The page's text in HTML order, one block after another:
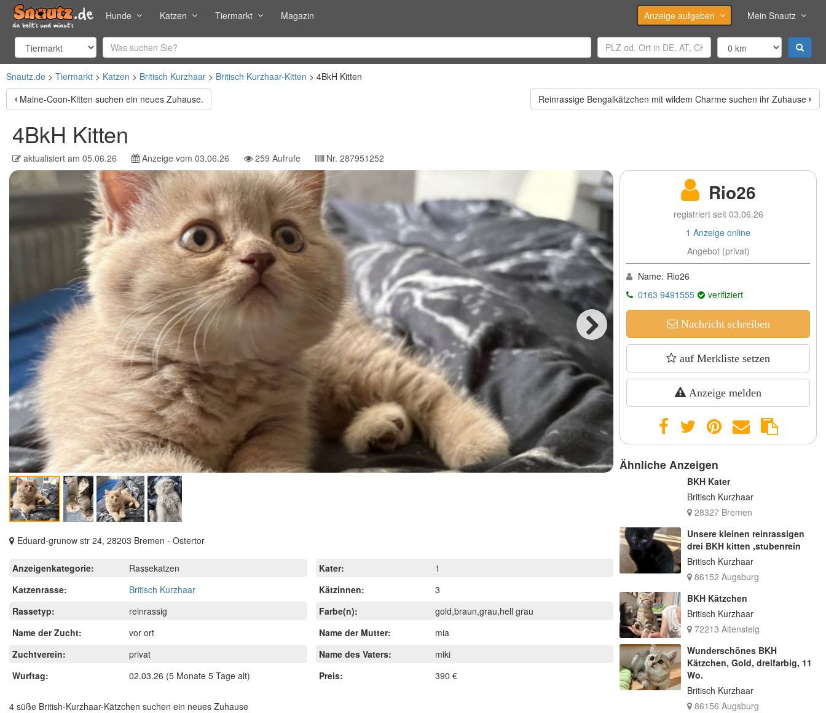
Hunde Katzen Tiermarkt Magazin Anzeige aufgeben Mein Snautz
Snautz.de Tiermarkt Katzen Britisch Kurzhaar Britisch Kurzhaar-Kitten
4BkH Kitten
Maine-Coon-Kitten suchen ein neues Zuhause.
Reinrassige Bengalkätzchen mit wildem Charme suchen ihr Zuhause
4BkH Kitten
aktualisiert am 05.06.26 Anzeige vom 03.06.26 259 Aufrufe Nr. 287951252
Next
Eduard-grunow str 24, 28203 Bremen - Ostertor
Anzeigenkategorie:
Rassekatzen
Katzenrasse:
Britisch Kurzhaar
Rassetyp:
reinrassig
Name der Zucht:
vor ort
Zuchtverein:
privat
Wurftag:
02.03.26 (5 Monate 5 Tage alt)
Kater:
1
Kätzinnen:
3
Farbe(n):
gold,braun,grau,hell grau
Name der Mutter:
mia
Name des Vaters:
miki
Preis:
390 €
4 süße British-Kurzhaar-Kätzchen suchen ein neues Zuhause
Rio26
registriert seit 03.06.26
1 Anzeige online
Angebot (privat)
Name: Rio26
0163 9491555
verifiziert
Nachricht schreiben
auf Merkliste setzen
Anzeige melden
Ähnliche Anzeigen
BKH Kater
Britisch Kurzhaar
28327 Bremen
Unsere kleinen reinrassigen
drei BKH kitten ,stubenrein
Britisch Kurzhaar
86152 Augsburg
BKH Kätzchen
Britisch Kurzhaar
72213 Altensteig
Wunderschönes BKH
Kätzchen, Gold, dreifarbig, 11
Wo.
Britisch Kurzhaar
86156 Augsburg